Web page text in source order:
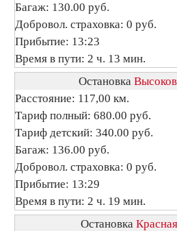
Багаж: 130.00 руб.
Добровол. страховка: 0 руб.
Прибытие: 13:23
Время в пути: 2 ч. 13 мин.
Остановка
Расстояние: 117,00 км.
Тариф полный: 680.00 руб.
Тариф детский: 340.00 руб.
Багаж: 136.00 руб.
Добровол. страховка: 0 руб.
Прибытие: 13:29
Время в пути: 2 ч. 19 мин.
Остановка